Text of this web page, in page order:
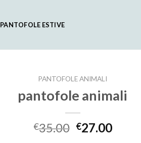
PANTOFOLE ESTIVE
PANTOFOLE ANIMALI
pantofole animali
€35.00 €27.00